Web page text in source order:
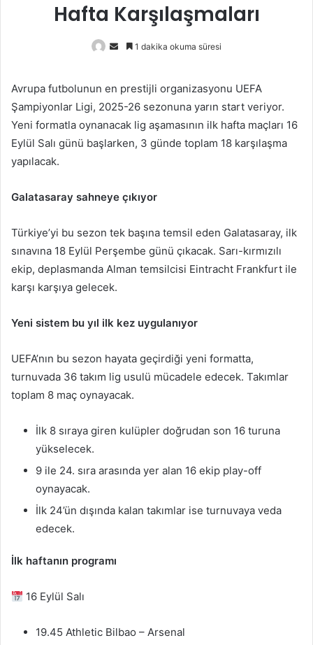
Hafta Karşılaşmaları
Bir
göndermek
1 dakika okuma süresi
Avrupa futbolunun en prestijli organizasyonu UEFA
Şampiyonlar Ligi, 2025-26 sezonuna yarın start veriyor.
Yeni formatla oynanacak lig aşamasının ilk hafta maçları 16
Eylül Salı günü başlarken, 3 günde toplam 18 karşılaşma
yapılacak.
Galatasaray sahneye çıkıyor
Türkiye’yi bu sezon tek başına temsil eden Galatasaray, ilk
sınavına 18 Eylül Perşembe günü çıkacak. Sarı-kırmızılı
ekip, deplasmanda Alman temsilcisi Eintracht Frankfurt ile
karşı karşıya gelecek.
Yeni sistem bu yıl ilk kez uygulanıyor
UEFA’nın bu sezon hayata geçirdiği yeni formatta,
turnuvada 36 takım lig usulü mücadele edecek. Takımlar
toplam 8 maç oynayacak.
İlk 8 sıraya giren kulüpler doğrudan son 16 turuna
yükselecek.
9 ile 24. sıra arasında yer alan 16 ekip play-off
oynayacak.
İlk 24’ün dışında kalan takımlar ise turnuvaya veda
edecek.
İlk haftanın programı
16 Eylül Salı
19.45 Athletic Bilbao – Arsenal